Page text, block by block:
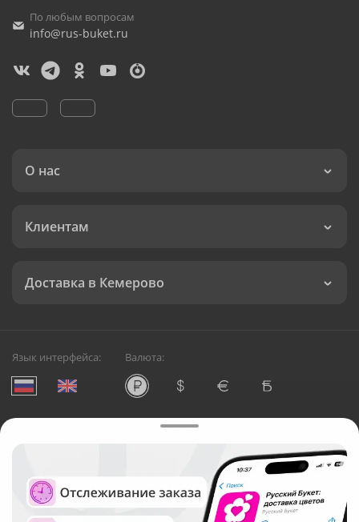
По любым вопросам
info@rus-buket.ru
О нас
Клиентам
Доставка в Кемерово
Язык интерфейса: Валюта:
Служба круглосуточной доставки цветов в Кемерово
Русский Букет, 2026
Общество с ограниченной ответственностью «Технология»
ОГРН: 1195476081745, ИНН: 5410081997
Юридический адрес: г. Новосибирск, ул. Ипподромская,